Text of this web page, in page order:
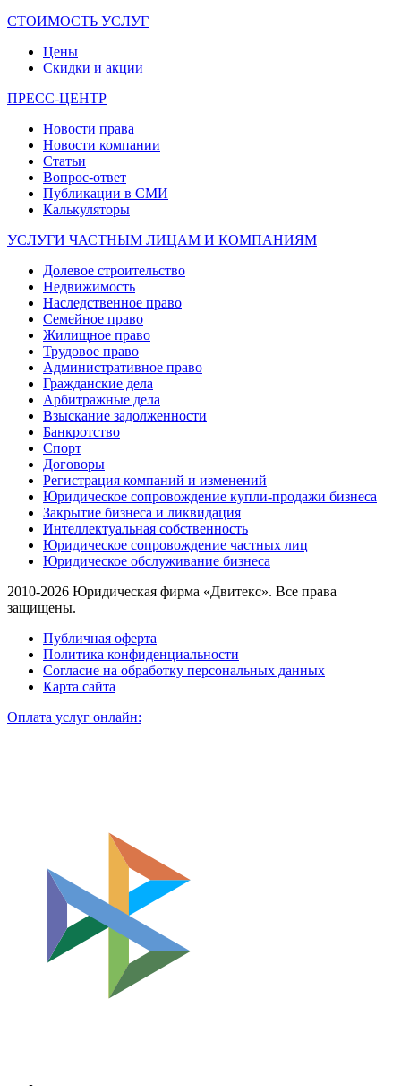
СТОИМОСТЬ УСЛУГ
Цены
Скидки и акции
ПРЕСС-ЦЕНТР
Новости права
Новости компании
Статьи
Вопрос-ответ
Публикации в СМИ
Калькуляторы
УСЛУГИ ЧАСТНЫМ ЛИЦАМ И КОМПАНИЯМ
Долевое строительство
Недвижимость
Наследственное право
Семейное право
Жилищное право
Трудовое право
Административное право
Гражданские дела
Арбитражные дела
Взыскание задолженности
Банкротство
Спорт
Договоры
Регистрация компаний и изменений
Юридическое сопровождение купли-продажи бизнеса
Закрытие бизнеса и ликвидация
Интеллектуальная собственность
Юридическое сопровождение частных лиц
Юридическое обслуживание бизнеса
2010-2026 Юридическая фирма «Двитекс». Все права
защищены.
Публичная оферта
Политика конфиденциальности
Согласие на обработку персональных данных
Карта сайта
Оплата услуг онлайн: